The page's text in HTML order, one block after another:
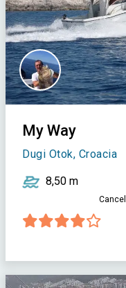
My Way
Dugi Otok, Croacia
8,50 m